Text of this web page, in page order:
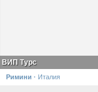
ВИП Турс
Римини · Италия